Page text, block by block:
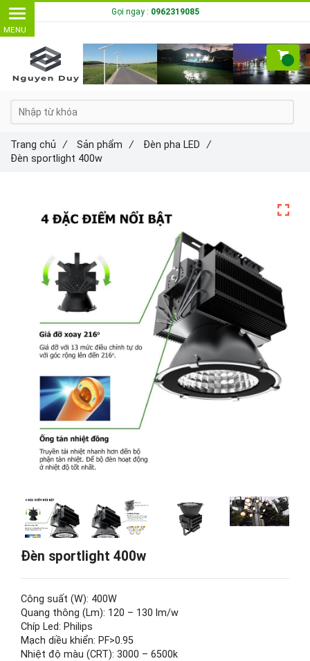
Đèn sportlight 400w
Công suất (W): 400W
Quang thông (Lm): 120 – 130 lm/w
Chíp Led: Philips
Mạch diều khiển: PF>0.95
Nhiệt độ màu (CRT): 3000 – 6500k
Trang chủ / Sản phẩm / Đèn pha LED
/
Đèn sportlight 400w
Gọi ngay : 0962319085